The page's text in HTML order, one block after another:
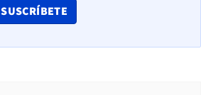
SUSCRÍBETE
OPENS IN NEW WINDOW